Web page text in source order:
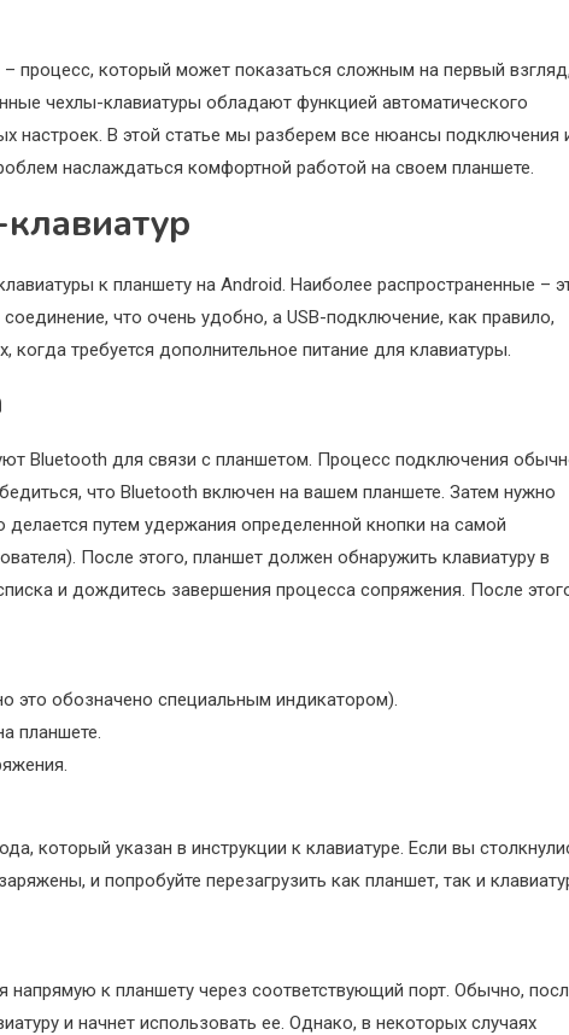
процесс, который может показаться сложным на первый
чехлы-клавиатуры обладают функцией автоматического
настроек. В этой статье мы разберем все нюансы подключения
наслаждаться комфортной работой на своем планшете.
к планшету на Android. Наиболее распространенные –
что очень удобно, а USB-подключение, как правило,
когда требуется дополнительное питание для клавиатуры.
Bluetooth для связи с планшетом. Процесс подключения
что Bluetooth включен на вашем планшете. Затем нужно
путем удержания определенной кнопки на самой
После этого, планшет должен обнаружить клавиатуру в
и дождитесь завершения процесса сопряжения. После
это обозначено специальным индикатором).
планшете.
который указан в инструкции к клавиатуре. Если вы
и попробуйте перезагрузить как планшет, так и
к планшету через соответствующий порт. Обычно,
и начнет использовать ее. Однако, в некоторых случаях